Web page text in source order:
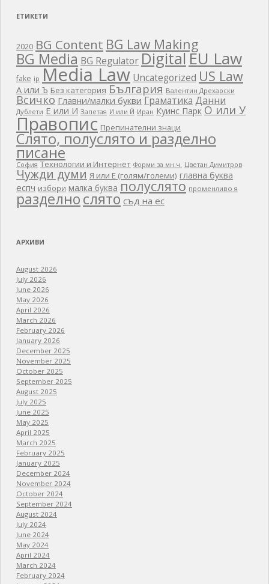
ЕТИКЕТИ
2020 BG Content BG Law Making
BG Media BG RegulatorDigitalEU Law
fake ip Media Law Uncategorized US Law
А или Ъ Без категория България Валентин Дрехарски
Всичко Главни/малки букви Граматика Данни
Дублети Е или И Запетая И или Й Иран Куинс Парк О или У
Правопис Препинателни знаци
Слято, полуслято и разделно
писане
София Технологии и Интернет Форми за мн.ч. Цветан Димитров
Чужди думи Я или Е (голям/големи) главна буква
еспч избори малка буква полуслято променливо я
разделнослято съд на ес
АРХИВИ
August 2026
July 2026
June 2026
May 2026
April 2026
March 2026
February 2026
January 2026
December 2025
November 2025
October 2025
September 2025
August 2025
July 2025
June 2025
May 2025
April 2025
March 2025
February 2025
January 2025
December 2024
November 2024
October 2024
September 2024
August 2024
July 2024
June 2024
May 2024
April 2024
March 2024
February 2024